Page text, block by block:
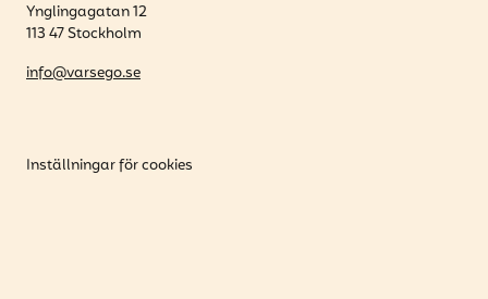
Ynglingagatan 12
113 47 Stockholm
info@varsego.se
Inställningar för cookies